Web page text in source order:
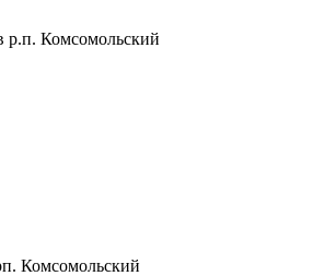
р.п. Комсомольский
Комсомольский